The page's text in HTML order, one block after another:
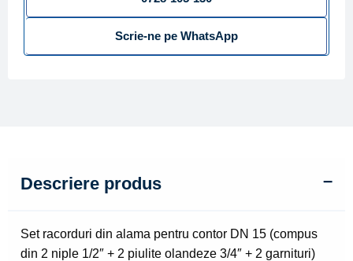
DN
(compus
piulite
3/4"
+
Scrie-ne pe WhatsApp
Descriere produs
Set racorduri din alama pentru contor DN 15 (compus
din 2 niple 1/2″ + 2 piulite olandeze 3/4″ + 2 garnituri)